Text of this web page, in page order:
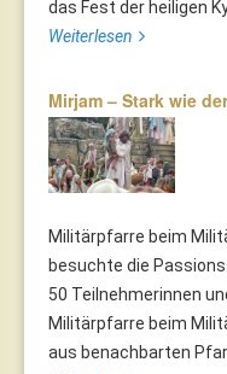
das Fest der heiligen
Weiterlesen
Mirjam – Stark wie
Militärpfarre beim
besuchte die
50 Teilnehmerinnen
Militärpfarre beim
aus benachbarten